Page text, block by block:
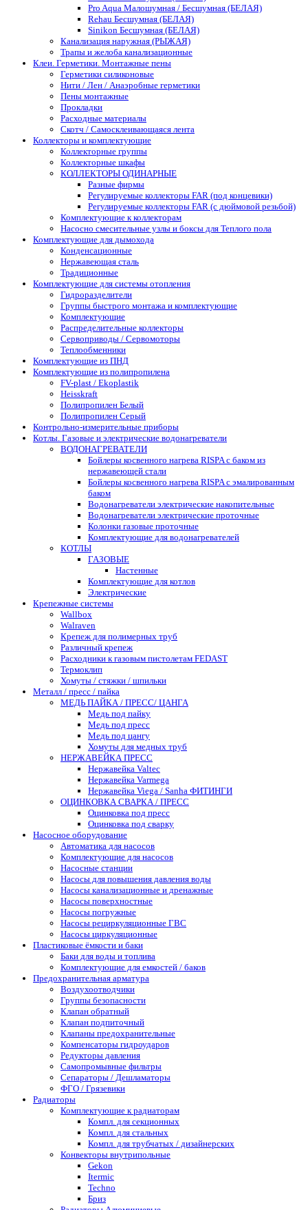
Pro Aqua Малошумная / Бесшумная (БЕЛАЯ)
Rehau Бесшумная (БЕЛАЯ)
Sinikon Бесшумная (БЕЛАЯ)
Канализация наружная (РЫЖАЯ)
Трапы и желоба канализационные
Клеи. Герметики. Монтажные пены
Герметики силиконовые
Нити / Лен / Анаэробные герметики
Пены монтажные
Прокладки
Расходные материалы
Скотч / Самосклеивающаяся лента
Коллекторы и комплектующие
Коллекторные группы
Коллекторные шкафы
КОЛЛЕКТОРЫ ОДИНАРНЫЕ
Разные фирмы
Регулируемые коллекторы FAR (под концевики)
Регулируемые коллекторы FAR (с дюймовой резьбой)
Комплектующие к коллекторам
Насосно смесительные узлы и боксы для Теплого пола
Комплектующие для дымохода
Конденсационные
Нержавеющая сталь
Традиционные
Комплектующие для системы отопления
Гидроразделители
Группы быстрого монтажа и комплектующие
Комплектующие
Распределительные коллекторы
Сервоприводы / Сервомоторы
Теплообменники
Комплектующие из ПНД
Комплектующие из полипропилена
FV-plast / Ekoplastik
Heisskraft
Полипропилен Белый
Полипропилен Серый
Контрольно-измерительные приборы
Котлы. Газовые и электрические водонагреватели
ВОДОНАГРЕВАТЕЛИ
Бойлеры косвенного нагрева RISPA с баком из
нержавеющей стали
Бойлеры косвенного нагрева RISPA с эмалированным
баком
Водонагреватели электрические накопительные
Водонагреватели электрические проточные
Колонки газовые проточные
Комплектующие для водонагревателей
КОТЛЫ
ГАЗОВЫЕ
Настенные
Комплектующие для котлов
Электрические
Крепежные системы
Wallbox
Walraven
Крепеж для полимерных труб
Различный крепеж
Расходники к газовым пистолетам FEDAST
Термоклип
Хомуты / стяжки / шпильки
Металл / пресс / пайка
МЕДЬ ПАЙКА / ПРЕСС/ ЦАНГА
Медь под пайку
Медь под пресс
Медь под цангу
Хомуты для медных труб
НЕРЖАВЕЙКА ПРЕСС
Нержавейка Valtec
Нержавейка Varmega
Нержавейка Viega / Sanha ФИТИНГИ
ОЦИНКОВКА СВАРКА / ПРЕСС
Оцинковка под пресс
Оцинковка под сварку
Насосное оборудование
Автоматика для насосов
Комплектующие для насосов
Насосные станции
Насосы для повышения давления воды
Насосы канализационные и дренажные
Насосы поверхностные
Насосы погружные
Насосы рециркуляционные ГВС
Насосы циркуляционные
Пластиковые ёмкости и баки
Баки для воды и топлива
Комплектующие для емкостей / баков
Предохранительная арматура
Воздухоотводчики
Группы безопасности
Клапан обратный
Клапан подпиточный
Клапаны предохранительные
Компенсаторы гидроударов
Редукторы давления
Самопромывные фильтры
Сепараторы / Дешламаторы
ФГО / Грязевики
Радиаторы
Комплектующие к радиаторам
Компл. для секционных
Компл. для стальных
Компл. для трубчатых / дизайнерских
Конвекторы внутрипольные
Gekon
Itermic
Techno
Бриз